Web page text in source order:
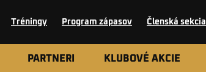
Tréningy Program zápasov Členská sekcia
PARTNERI KLUBOVÉ AKCIE